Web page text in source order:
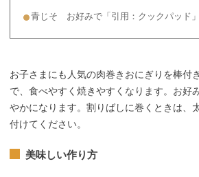
青じそ お好みで「引用：クックパッド」
お子さまにも人気の肉巻きおにぎりを棒付
で、食べやすく焼きやすくなります。お好
やかになります。割りばしに巻くときは、
付けてください。
美味しい作り方